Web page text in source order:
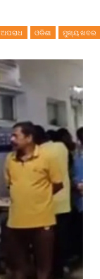
ଅପରାଧ ଓଡିଶା ମୁଖ୍ୟ ଖବର